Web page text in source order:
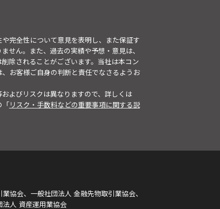
完全性について意見を表明し、また保証す
せん。また、過去の実績や予想・意見は、
除されることがございます。当社は本コン
お客様ご自身の判断と責任でなさるようお
よびリスクは異なりますので、詳しくは
「リスク・手数料などの重要事項に関する説
協会、一般社団法人 金融先物取引業協会、
人 資産運用業協会